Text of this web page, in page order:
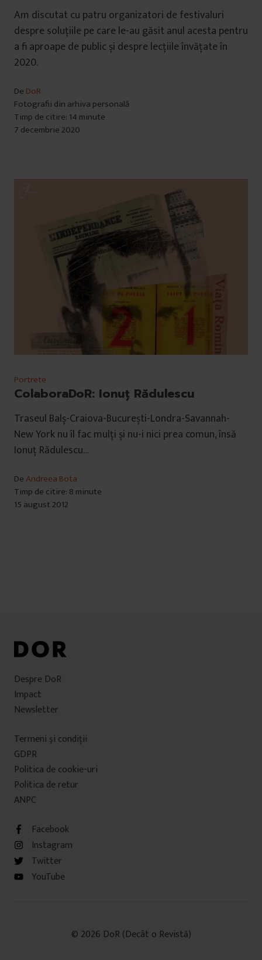
Am discutat cu patru organizatori de festivaluri
despre soluțiile pe care le-au găsit anul acesta pentru
a fi aproape de public și despre lecțiile învățate în
2020.
De DoR
Fotografii din arhiva personală
Timp de citire: 14 minute
7 decembrie 2020
Portrete
ColaboraDoR: Ionuț Rădulescu
Traseul Balș-Craiova-București-Londra-Savannah-
New York nu îl fac mulți și nu-i nici prea comun, însă
Ionuț Rădulescu…
DeAndreea Bota
Timp de citire: 8 minute
15 august 2012
Despre DoR
Impact
Newsletter
Termeni şi condiţii
GDPR
Politica de cookie-uri
Politica de retur
ANPC
Facebook
Instagram
Twitter
YouTube
© 2026 DoR (Decât o Revistă)